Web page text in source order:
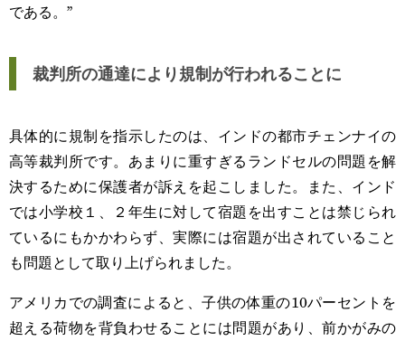
である。”
裁判所の通達により規制が行われることに
具体的に規制を指示したのは、インドの都市チェンナイの
高等裁判所です。あまりに重すぎるランドセルの問題を解
決するために保護者が訴えを起こしました。また、インド
では小学校１、２年生に対して宿題を出すことは禁じられ
ているにもかかわらず、実際には宿題が出されていること
も問題として取り上げられました。
アメリカでの調査によると、子供の体重の10パーセントを
超える荷物を背負わせることには問題があり、前かがみの